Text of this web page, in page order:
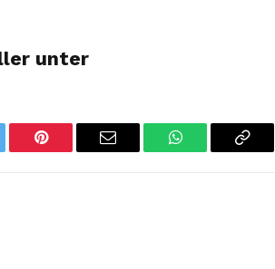
unter
Pinterest Email WhatsAppCopy